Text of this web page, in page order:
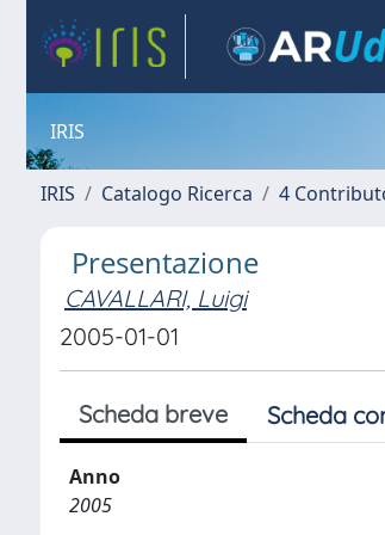
IRIS
IRIS Catalogo Ricerca 4
Presentazione
CAVALLARI, Luigi
2005-01-01
Scheda breve Scheda
Anno
2005